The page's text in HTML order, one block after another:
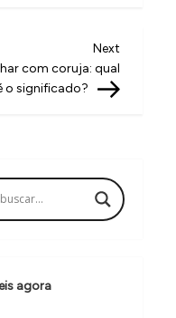
Next
Post
Next
com coruja: qual
o significado?
agora